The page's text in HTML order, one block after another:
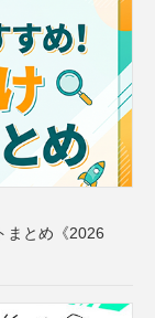
まとめ《2026